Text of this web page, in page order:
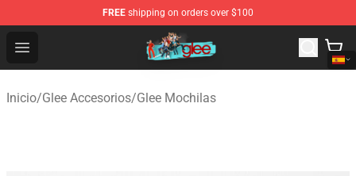
FREE shipping on orders over $100
Open menu
Glee Store - Official Glee Merchandise Shop
Inicio/Glee Accesorios/Glee Mochilas